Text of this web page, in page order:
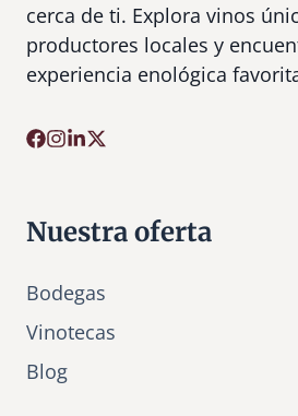
cerca de ti. Explora vinos
productores locales y
experiencia enológica
Nuestra oferta
Bodegas
Vinotecas
Blog